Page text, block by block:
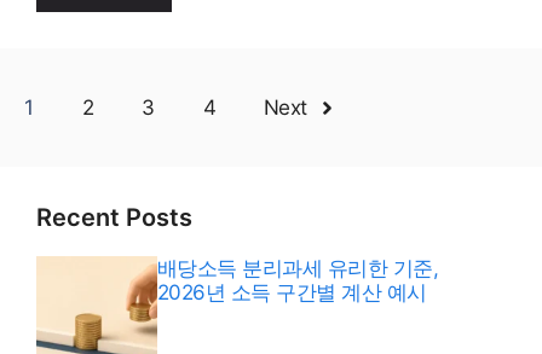
1 2 3 4 Next
Recent Posts
배당소득 분리과세 유리한 기준,
2026년 소득 구간별 계산 예시